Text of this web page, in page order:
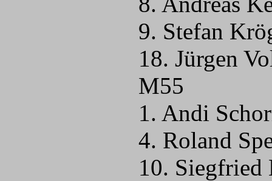
9. Stefan
18. Jürgen
M55
1. Andi
4. Roland
10.